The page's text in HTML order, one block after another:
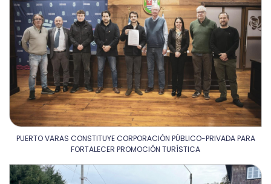
PUERTO VARAS CONSTITUYE CORPORACIÓN PÚBLICO-PRIVADA PARA
FORTALECER PROMOCIÓN TURÍSTICA